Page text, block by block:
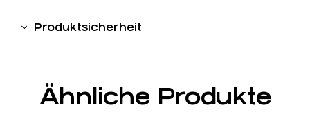
Produktsicherheit
Ähnliche Produkte